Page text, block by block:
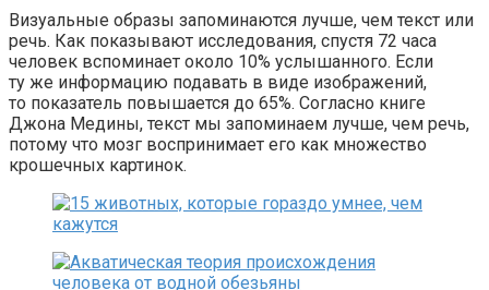
Визуальные образы запоминаются лучше, чем текст или
речь. Как показывают исследования, спустя 72 часа
человек вспоминает около 10% услышанного. Если
ту же информацию подавать в виде изображений,
то показатель повышается до 65%. Согласно книге
Джона Медины, текст мы запоминаем лучше, чем речь,
потому что мозг воспринимает его как множество
крошечных картинок.